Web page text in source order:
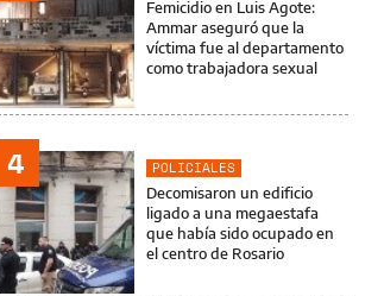
Femicidio en Luis Agote:
Ammar aseguró que la
víctima fue al departamento
como trabajadora sexual
4
POLICIALES
Decomisaron un edificio
ligado a una megaestafa
que había sido ocupado en
el centro de Rosario